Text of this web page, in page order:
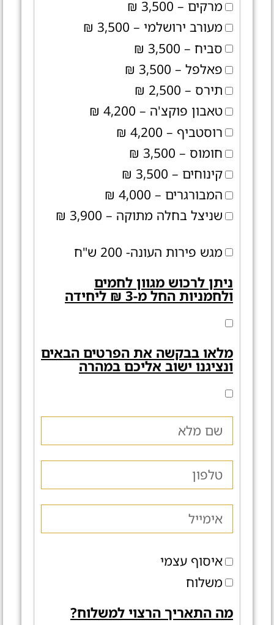
מרקים – 3,500 ₪
מעורב ירושלמי – 3,500 ₪
סביח – 3,500 ₪
פאלפל – 3,500 ₪
תירס – 2,500 ₪
טאבון פוקצ'ה – 4,200 ₪
רוסטביף – 4,200 ₪
חומוס – 3,500 ₪
קינוחים – 3,500 ₪
המבורגרים – 4,000 ₪
שניצל בחלה מתוקה – 3,900 ₪
מגש פירות העונה- 200 ש"ח
ניתן לרכוש מגוון לחמים
ולחמניות החל מ-3 ₪ ליחידה
מלאו בבקשה את הפרטים הבאים
ונציגנו ישוב אליכם במהרה
איסוף עצמי
משלוח
מה התאריך הרצוי למשלוח?